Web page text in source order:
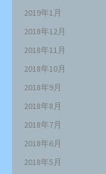
2019年1月
2018年12月
2018年11月
2018年10月
2018年9月
2018年8月
2018年7月
2018年6月
2018年5月